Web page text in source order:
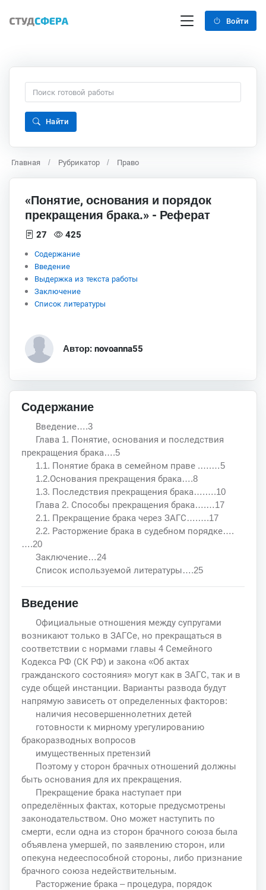
Войти
Найти
Главная Рубрикатор Право
«Понятие, основания и порядок
прекращения брака.» - Реферат
27 425
Содержание
Введение
Выдержка из текста работы
Заключение
Список литературы
Автор: novoanna55
Содержание
Введение….3
Глава 1. Понятие, основания и последствия
прекращения брака….5
1.1. Понятие брака в семейном праве .….…5
1.2.Основания прекращения брака….8
1.3. Последствия прекращения брака….….10
Глава 2. Способы прекращения брака….…17
2.1. Прекращение брака через ЗАГС….….17
2.2. Расторжение брака в судебном порядке….
….20
Заключение…24
Список используемой литературы….25
Введение
Официальные отношения между супругами
возникают только в ЗАГСе, но прекращаться в
соответствии с нормами главы 4 Семейного
Кодекса РФ (СК РФ) и закона «Об актах
гражданского состояния» могут как в ЗАГС, так и в
суде общей инстанции. Варианты развода будут
напрямую зависеть от определенных факторов:
наличия несовершеннолетних детей
готовности к мирному урегулированию
бракоразводных вопросов
имущественных претензий
Поэтому у сторон брачных отношений должны
быть основания для их прекращения.
Прекращение брака наступает при
определённых фактах, которые предусмотрены
законодательством. Оно может наступить по
смерти, если одна из сторон брачного союза была
объявлена умершей, по заявлению сторон, или
опекуна недееспособной стороны, либо признание
брачного союза недействительным.
Расторжение брака – процедура, порядок